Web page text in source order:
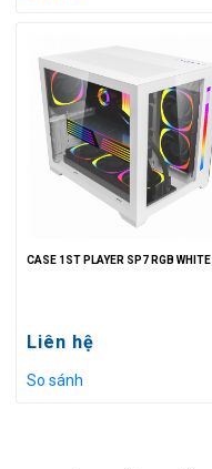
CASE 1ST PLAYER SP7 RGB WHITE
Liên hệ
So sánh